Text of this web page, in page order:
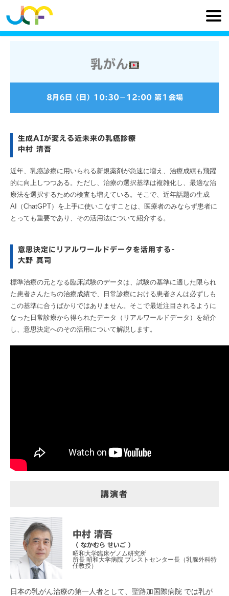
乳がん
8月6日（日） 10:30− 12:00 第１会場
生成AIが変える近未来の乳癌診療
中村 清吾
近年、乳癌診療に用いられる新規薬剤が急速に増え、治療成績も飛躍
的に向上しつつある。ただし、治療の選択基準は複雑化し、最適な治
療法を選択するための検査も増えている。そこで、近年話題の生成
AI（ChatGPT）を上手に使いこなすことは、医療者のみならず患者に
とっても重要であり、その活用法について紹介する。
意思決定にリアルワールドデータを活用する-
大野 真司
標準治療の元となる臨床試験のデータは、試験の基準に適した限られ
た患者さんたちの治療成績で、日常診療における患者さんは必ずしも
この基準に合うばかりではありません。そこで最近注目されるように
なった日常診療から得られたデータ（リアルワールドデータ）を紹介
し、意思決定へのその活用について解説します。
講演者
中村 清吾
（ なかむら せいご ）
昭和大学臨床ゲノム研究所
所長 昭和大学病院 ブレストセンター長（乳腺外科特
任教授）
日本の乳がん治療の第一人者として、聖路加国際病院 では乳が